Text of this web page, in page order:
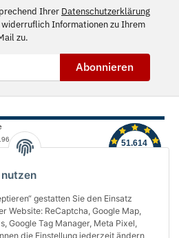
gestatten Sie den Einsatz
Website: ReCaptcha, Google Map,
Google Tag Manager, Meta Pixel,
die Einstellung jederzeit ändern
Ihrer Datenschutzerklärung
Informationen zu Ihrem
zu.
Abonnieren